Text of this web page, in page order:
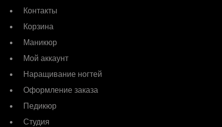
Контакты
Корзина
Маникюр
Мой аккаунт
Наращивание ногтей
Оформление заказа
Педикюр
Студия